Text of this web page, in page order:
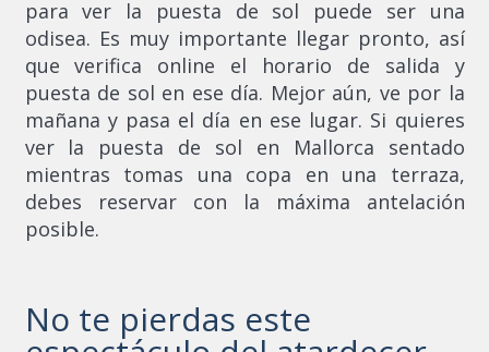
para ver la puesta de sol puede ser una
odisea. Es muy importante llegar pronto, así
que verifica online el horario de salida y
puesta de sol en ese día. Mejor aún, ve por la
mañana y pasa el día en ese lugar. Si quieres
ver la puesta de sol en Mallorca sentado
mientras tomas una copa en una terraza,
debes reservar con la máxima antelación
posible.
No te pierdas este